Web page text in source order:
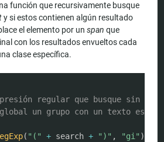
función que recursivamente busque
y si estos contienen algún resultado
el elemento por unspan que
con los resultados envueltos cada
clase específica.
regular que busque sin
un grupo con un texto
( "(" + search + ")" , "gi" )